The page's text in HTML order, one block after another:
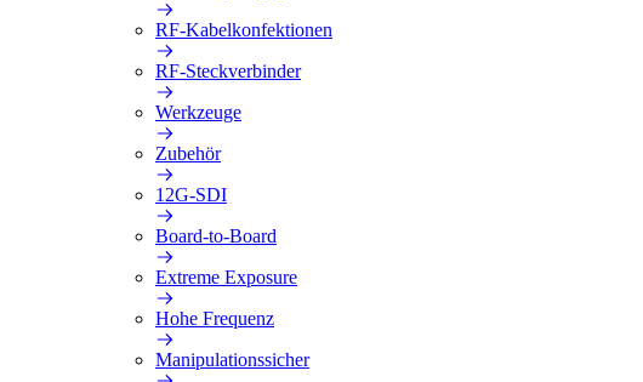
RF-Kabelkonfektionen
RF-Steckverbinder
Werkzeuge
Zubehör
12G-SDI
Board-to-Board
Extreme Exposure
Hohe Frequenz
Manipulationssicher